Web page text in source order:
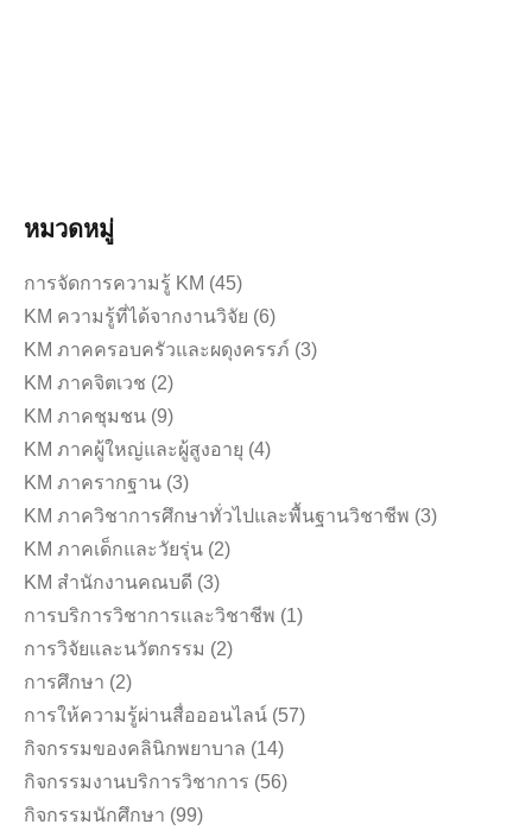
หมวดหมู่
การจัดการความรู้ KM (45)
KM ความรู้ที่ได้จากงานวิจัย (6)
KM ภาคครอบครัวและผดุงครรภ์ (3)
KM ภาคจิตเวช (2)
KM ภาคชุมชน (9)
KM ภาคผู้ใหญ่และผู้สูงอายุ (4)
KM ภาครากฐาน (3)
KM ภาควิชาการศึกษาทั่วไปและพื้นฐานวิชาชีพ (3)
KM ภาคเด็กและวัยรุ่น (2)
KM สำนักงานคณบดี (3)
การบริการวิชาการและวิชาชีพ (1)
การวิจัยและนวัตกรรม (2)
การศึกษา (2)
การให้ความรู้ผ่านสื่อออนไลน์ (57)
กิจกรรมของคลินิกพยาบาล (14)
กิจกรรมงานบริการวิชาการ (56)
กิจกรรมนักศึกษา (99)